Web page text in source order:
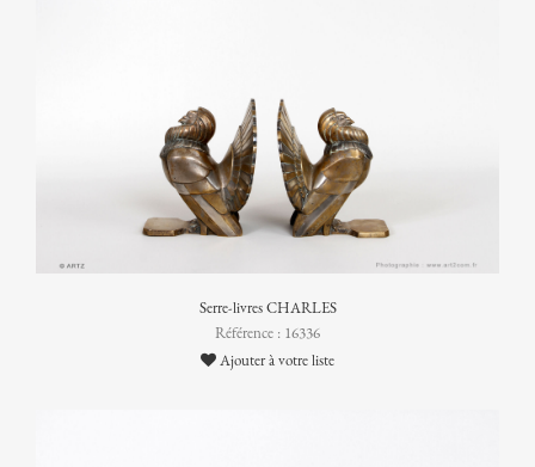
Serre-livres CHARLES
Référence : 16336
Ajouter à votre liste